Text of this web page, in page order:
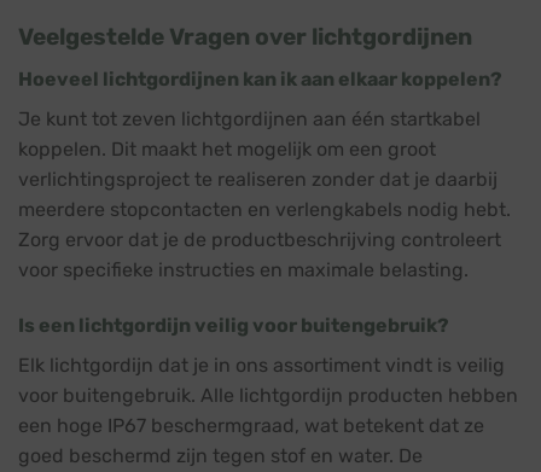
Veelgestelde Vragen over lichtgordijnen
Hoeveel lichtgordijnen kan ik aan elkaar koppelen?
Je kunt tot zeven lichtgordijnen aan één startkabel
koppelen. Dit maakt het mogelijk om een groot
verlichtingsproject te realiseren zonder dat je daarbij
meerdere stopcontacten en verlengkabels nodig hebt.
Zorg ervoor dat je de productbeschrijving controleert
voor specifieke instructies en maximale belasting.
Is een lichtgordijn veilig voor buitengebruik?
Elk lichtgordijn dat je in ons assortiment vindt is veilig
voor buitengebruik. Alle lichtgordijn producten hebben
een hoge IP67 beschermgraad, wat betekent dat ze
goed beschermd zijn tegen stof en water. De